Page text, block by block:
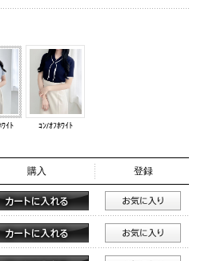
ﾜｲﾄ ｺﾝ/ｵﾌﾎﾜｲﾄ
購入 登録